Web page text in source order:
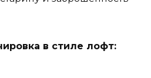
в стиле лофт: